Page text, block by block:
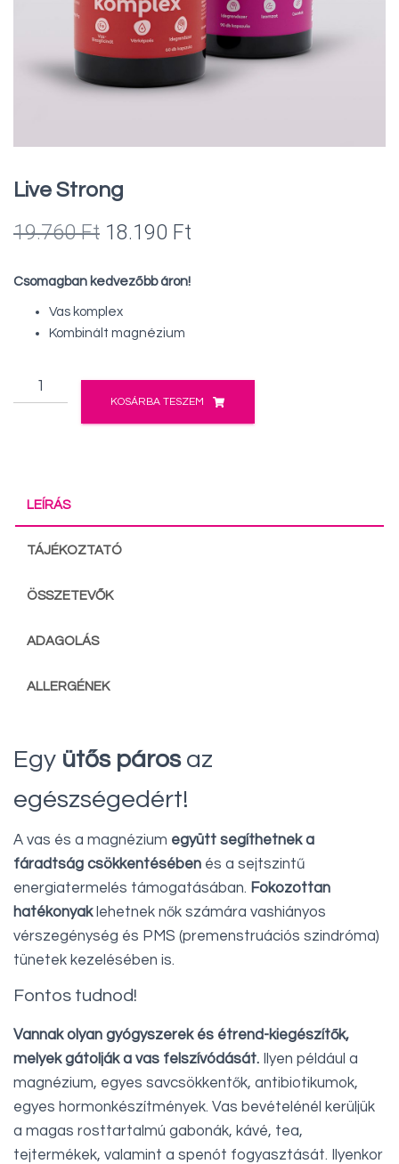
Live Strong
19.760Ft Original
19.760 Ft.
18.190 Ft
Csomagban kedvezőbb áron!
Vas komplex
Kombinált magnézium
Live
Strong
mennyiség
KOSÁRBA TESZEM
LEÍRÁS
TÁJÉKOZTATÓ
ÖSSZETEVŐK
ADAGOLÁS
ALLERGÉNEK
Egy ütős párosaz
egészségedért!
A vas és a magnézium együtt segíthetnek a
fáradtság csökkentésében és a sejtszintű
energiatermelés támogatásában. Fokozottan
hatékonyaklehetnek nők számára vashiányos
vérszegénység és PMS (premenstruációs szindróma)
tünetek kezelésében is.
Fontos tudnod!
Vannak olyan gyógyszerek és étrend-kiegészítők,
melyek gátolják a vas felszívódását. Ilyen például a
magnézium, egyes savcsökkentők, antibiotikumok,
egyes hormonkészítmények. Vas bevételénél kerüljük
a magas rosttartalmú gabonák, kávé, tea,
tejtermékek, valamint a spenót fogyasztását. Ilyenkor